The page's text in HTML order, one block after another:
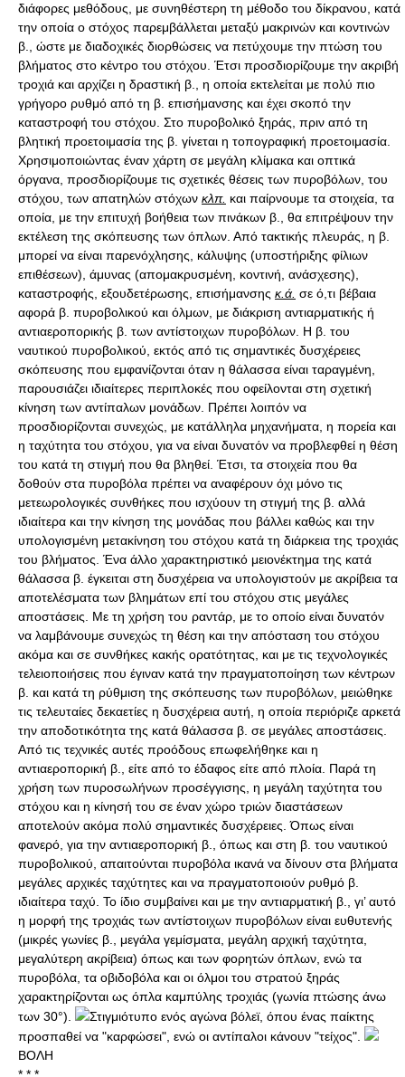
διάφορες μεθόδους, με συνηθέστερη τη μέθοδο του δίκρανου, κατά
την οποία ο στόχος παρεμβάλλεται μεταξύ μακρινών και κοντινών
β., ώστε με διαδοχικές διορθώσεις να πετύχουμε την πτώση του
βλήματος στο κέντρο του στόχου. Έτσι προσδιορίζουμε την ακριβή
τροχιά και αρχίζει η δραστική β., η οποία εκτελείται με πολύ πιο
γρήγορο ρυθμό από τη β. επισήμανσης και έχει σκοπό την
καταστροφή του στόχου. Στο πυροβολικό ξηράς, πριν από τη
βλητική προετοιμασία της β. γίνεται η τοπογραφική προετοιμασία.
Χρησιμοποιώντας έναν χάρτη σε μεγάλη κλίμακα και οπτικά
όργανα, προσδιορίζουμε τις σχετικές θέσεις των πυροβόλων, του
στόχου, των απατηλών στόχων κλπ. και παίρνουμε τα στοιχεία, τα
οποία, με την επιτυχή βοήθεια των πινάκων β., θα επιτρέψουν την
εκτέλεση της σκόπευσης των όπλων. Από τακτικής πλευράς, η β.
μπορεί να είναι παρενόχλησης, κάλυψης (υποστήριξης φίλιων
επιθέσεων), άμυνας (απομακρυσμένη, κοντινή, ανάσχεσης),
καταστροφής, εξουδετέρωσης, επισήμανσης κ.ά. σε ό,τι βέβαια
αφορά β. πυροβολικού και όλμων, με διάκριση αντιαρματικής ή
αντιαεροπορικής β. των αντίστοιχων πυροβόλων. Η β. του
ναυτικού πυροβολικού, εκτός από τις σημαντικές δυσχέρειες
σκόπευσης που εμφανίζονται όταν η θάλασσα είναι ταραγμένη,
παρουσιάζει ιδιαίτερες περιπλοκές που οφείλονται στη σχετική
κίνηση των αντίπαλων μονάδων. Πρέπει λοιπόν να
προσδιορίζονται συνεχώς, με κατάλληλα μηχανήματα, η πορεία και
η ταχύτητα του στόχου, για να είναι δυνατόν να προβλεφθεί η θέση
του κατά τη στιγμή που θα βληθεί. Έτσι, τα στοιχεία που θα
δοθούν στα πυροβόλα πρέπει να αναφέρουν όχι μόνο τις
μετεωρολογικές συνθήκες που ισχύουν τη στιγμή της β. αλλά
ιδιαίτερα και την κίνηση της μονάδας που βάλλει καθώς και την
υπολογισμένη μετακίνηση του στόχου κατά τη διάρκεια της τροχιάς
του βλήματος. Ένα άλλο χαρακτηριστικό μειονέκτημα της κατά
θάλασσα β. έγκειται στη δυσχέρεια να υπολογιστούν με ακρίβεια τα
αποτελέσματα των βλημάτων επί του στόχου στις μεγάλες
αποστάσεις. Με τη χρήση του ραντάρ, με το οποίο είναι δυνατόν
να λαμβάνουμε συνεχώς τη θέση και την απόσταση του στόχου
ακόμα και σε συνθήκες κακής ορατότητας, και με τις τεχνολογικές
τελειοποιήσεις που έγιναν κατά την πραγματοποίηση των κέντρων
β. και κατά τη ρύθμιση της σκόπευσης των πυροβόλων, μειώθηκε
τις τελευταίες δεκαετίες η δυσχέρεια αυτή, η οποία περιόριζε αρκετά
την αποδοτικότητα της κατά θάλασσα β. σε μεγάλες αποστάσεις.
Από τις τεχνικές αυτές προόδους επωφελήθηκε και η
αντιαεροπορική β., είτε από το έδαφος είτε από πλοία. Παρά τη
χρήση των πυροσωλήνων προσέγγισης, η μεγάλη ταχύτητα του
στόχου και η κίνησή του σε έναν χώρο τριών διαστάσεων
αποτελούν ακόμα πολύ σημαντικές δυσχέρειες. Όπως είναι
φανερό, για την αντιαεροπορική β., όπως και στη β. του ναυτικού
πυροβολικού, απαιτούνται πυροβόλα ικανά να δίνουν στα βλήματα
μεγάλες αρχικές ταχύτητες και να πραγματοποιούν ρυθμό β.
ιδιαίτερα ταχύ. Το ίδιο συμβαίνει και με την αντιαρματική β., γι’ αυτό
η μορφή της τροχιάς των αντίστοιχων πυροβόλων είναι ευθυτενής
(μικρές γωνίες β., μεγάλα γεμίσματα, μεγάλη αρχική ταχύτητα,
μεγαλύτερη ακρίβεια) όπως και των φορητών όπλων, ενώ τα
πυροβόλα, τα οβιδοβόλα και οι όλμοι του στρατού ξηράς
χαρακτηρίζονται ως όπλα καμπύλης τροχιάς (γωνία πτώσης άνω
των 30°).
Στιγμιότυπο ενός αγώνα βόλεϊ, όπου ένας παίκτης
προσπαθεί να "καρφώσει", ενώ οι αντίπαλοι κάνουν "τείχος".
ΒΟΛΗ